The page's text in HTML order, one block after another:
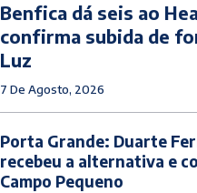
Benfica dá seis ao
confirma subida de
Luz
7 De Agosto, 2026
Porta Grande: Duarte
recebeu a alternativa e
Campo Pequeno